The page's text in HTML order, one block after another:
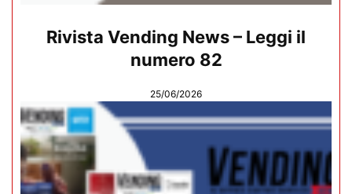
Rivista Vending News – Leggi il
numero 82
25/06/2026